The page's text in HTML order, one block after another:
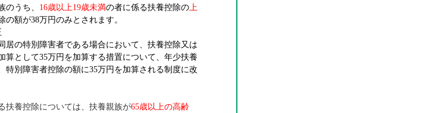
のうち、 16歳以上19歳未満の者に係る扶養控除の上
の額が38万円のみとされます。
の特別障害者である場合において、扶養控除又は
算として35万円を加算する措置について、年少扶養
特別障害者控除の額に35万円を加算される制度に改
扶養控除については、扶養親族が65歳以上の高齢